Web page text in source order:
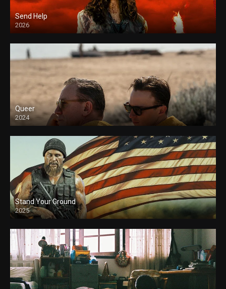
Send Help
2026
Queer
2024
Stand Your Ground
2025